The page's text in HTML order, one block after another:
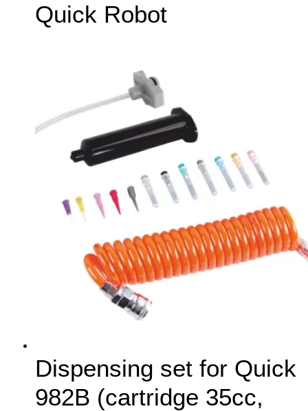
Quick Robot
Dispensing set for Quick
982B (cartridge 35cc,